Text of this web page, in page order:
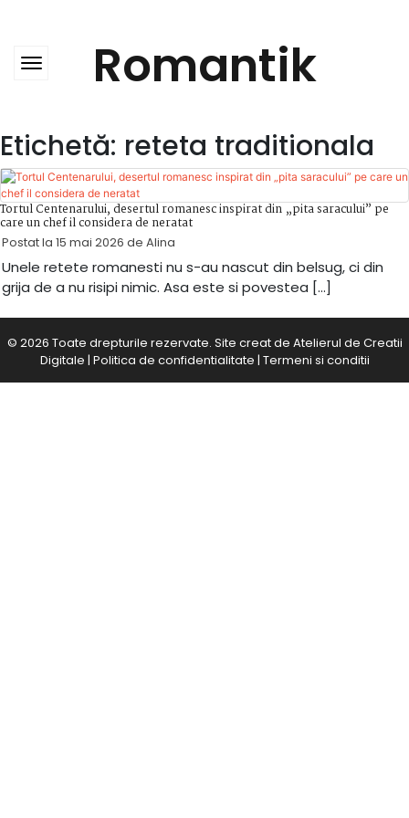
Romantik
Etichetă: reteta traditionala
Tortul Centenarului, desertul romanesc inspirat din „pita saracului” pe
care un chef il considera de neratat
Postat la 15 mai 2026 de Alina
Unele retete romanesti nu s-au nascut din belsug, ci din
grija de a nu risipi nimic. Asa este si povestea […]
© 2026 Toate drepturile rezervate. Site creat de Atelierul de Creatii
Digitale | Politica de confidentialitate | Termeni si conditii